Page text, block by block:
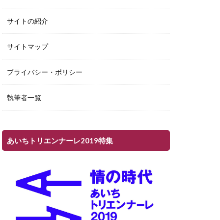
サイトの紹介
サイトマップ
プライバシー・ポリシー
執筆者一覧
あいちトリエンナーレ2019特集